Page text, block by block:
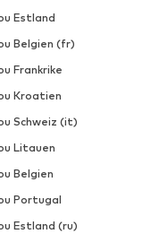
Estland
Belgien (fr)
Frankrike
Kroatien
Schweiz (it)
Litauen
Belgien
Portugal
Estland (ru)